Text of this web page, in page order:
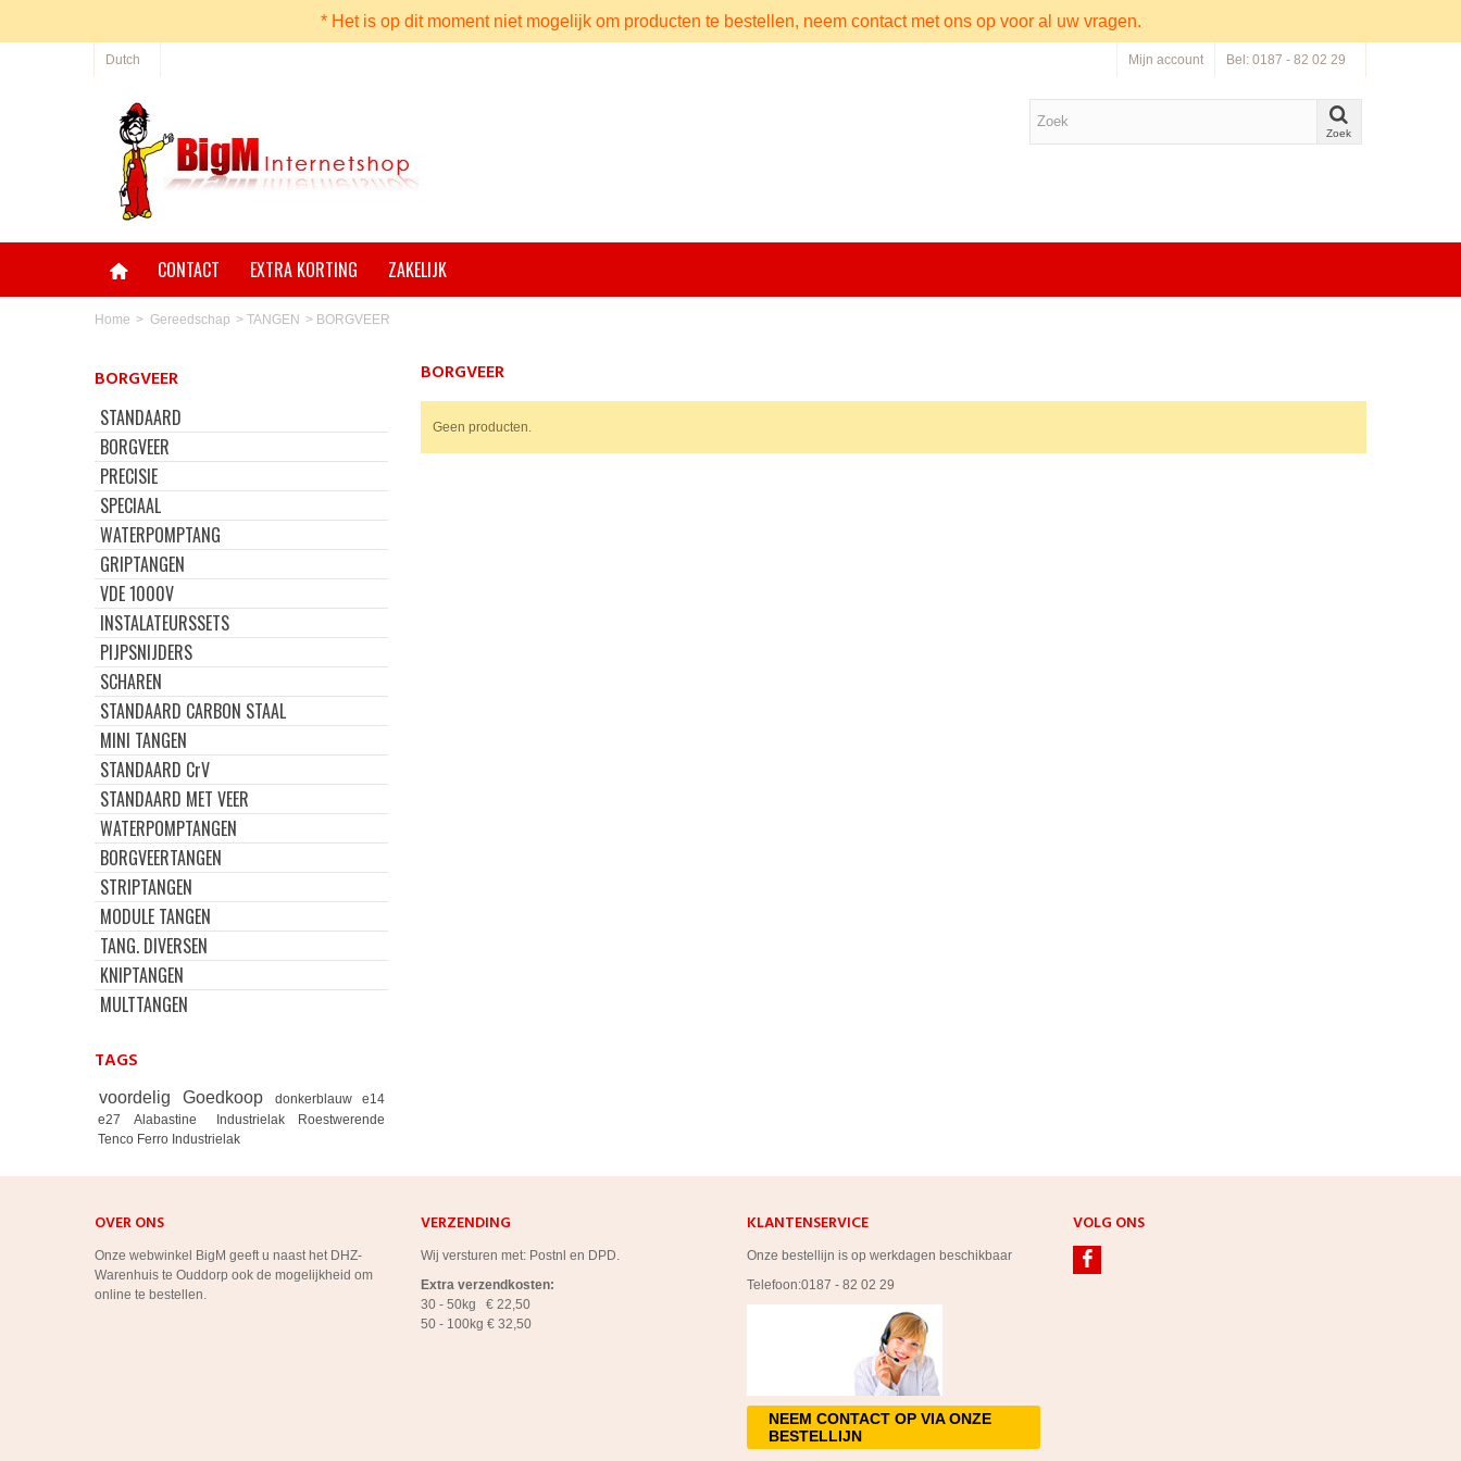
* Het is op dit moment niet mogelijk om producten te bestellen, neem contact met ons op voor al uw vragen.
Bel: 0187 - 82 02 29
Dutch Mijn account
Zoek
CONTACT EXTRA KORTING ZAKELIJK
Home > Gereedschap > TANGEN > BORGVEER
BORGVEER
STANDAARD
BORGVEER
PRECISIE
SPECIAAL
WATERPOMPTANG
GRIPTANGEN
VDE 1000V
INSTALATEURSSETS
PIJPSNIJDERS
SCHAREN
STANDAARD CARBON STAAL
MINI TANGEN
STANDAARD CrV
STANDAARD MET VEER
WATERPOMPTANGEN
BORGVEERTANGEN
STRIPTANGEN
MODULE TANGEN
TANG. DIVERSEN
KNIPTANGEN
MULTTANGEN
TAGS
voordelig Goedkoop donkerblauw
e14
e27
Alabastine Industrielak
Roestwerende
Tenco Ferro Industrielak
BORGVEER
Geen producten.
OVER ONS
Onze webwinkel BigM geeft u naast het DHZ-
Warenhuis te Ouddorp ook de mogelijkheid om
online te bestellen.
VERZENDING
Wij versturen met: Postnl en DPD.
Extra verzendkosten:
30 - 50kg € 22,50
50 - 100kg € 32,50
KLANTENSERVICE
Onze bestellijn is op werkdagen beschikbaar
Telefoon:0187 - 82 02 29
NEEM CONTACT OP VIA ONZE
BESTELLIJN
VOLG ONS